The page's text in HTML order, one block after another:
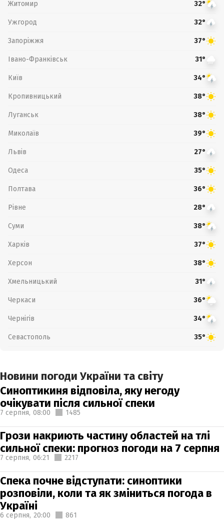
Житомир 32°
Ужгород 32°
Запоріжжя 37°
Івано-Франківськ 31°
Київ 34°
Кропивницький 38°
Луганськ 38°
Миколаїв 39°
Львів 27°
Одеса 35°
Полтава 36°
Рівне 28°
Суми 38°
Харків 37°
Херсон 38°
Хмельницький 31°
Черкаси 36°
Чернігів 34°
Севастополь 35°
Новини погоди України та світу
Синоптикиня відповіла, яку негоду
очікувати після сильної спеки
7 серпня, 08:00 1485
Грози накриють частину областей на тлі
сильної спеки: прогноз погоди на 7 серпня
7 серпня, 06:21 2217
Спека почне відступати: синоптики
розповіли, коли та як зміниться погода в
Україні
6 серпня, 20:00 861